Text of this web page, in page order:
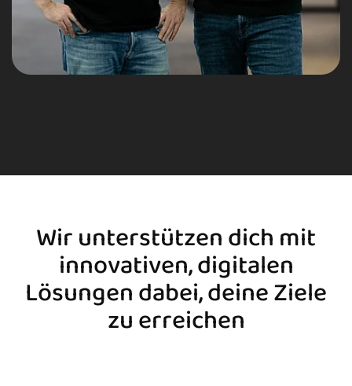
Wir unterstützen dich mit
innovativen, digitalen
Lösungen dabei, deine Ziele
zu erreichen